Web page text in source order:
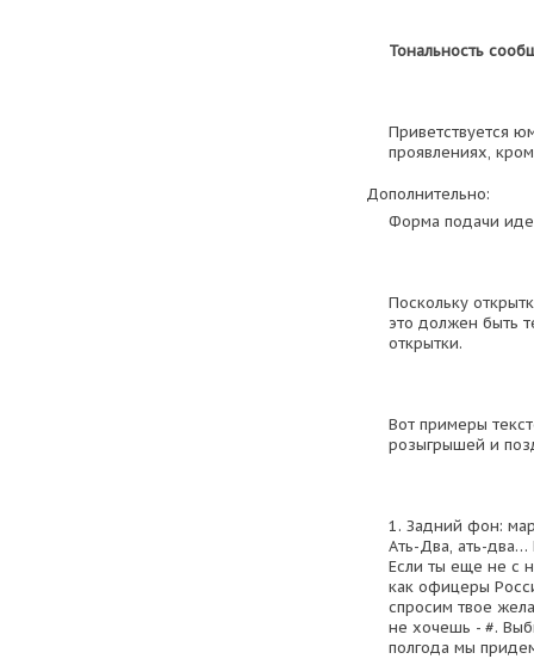
Тональность
Приветствуется
проявлениях,
Дополнительно:
Форма подачи
Поскольку
это должен быть
открытки.
Вот примеры
розыгрышей и
1. Задний фон:
Ать-Два, ать-два…
Если ты еще не с
как офицеры
спросим твое
не хочешь - #.
полгода мы